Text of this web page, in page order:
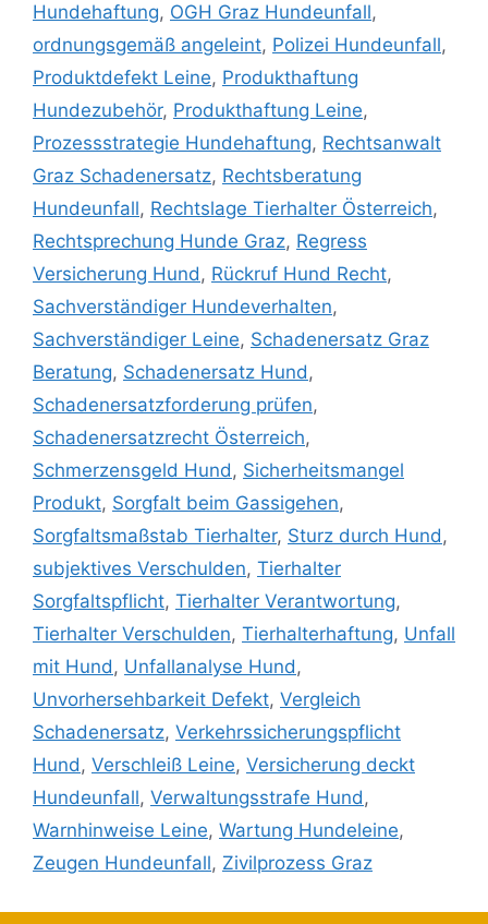
Hundehaftung, OGH Graz Hundeunfall,
ordnungsgemäß angeleint, Polizei Hundeunfall,
Produktdefekt Leine, Produkthaftung
Hundezubehör, Produkthaftung Leine,
Prozessstrategie Hundehaftung, Rechtsanwalt
Graz Schadenersatz, Rechtsberatung
Hundeunfall, Rechtslage Tierhalter Österreich,
Rechtsprechung Hunde Graz, Regress
Versicherung Hund, Rückruf Hund Recht,
Sachverständiger Hundeverhalten,
Sachverständiger Leine, Schadenersatz Graz
Beratung, Schadenersatz Hund,
Schadenersatzforderung prüfen,
Schadenersatzrecht Österreich,
Schmerzensgeld Hund, Sicherheitsmangel
Produkt, Sorgfalt beim Gassigehen,
Sorgfaltsmaßstab Tierhalter, Sturz durch Hund,
subjektives Verschulden, Tierhalter
Sorgfaltspflicht, Tierhalter Verantwortung,
Tierhalter Verschulden, Tierhalterhaftung, Unfall
mit Hund, Unfallanalyse Hund,
Unvorhersehbarkeit Defekt, Vergleich
Schadenersatz, Verkehrssicherungspflicht
Hund, Verschleiß Leine, Versicherung deckt
Hundeunfall, Verwaltungsstrafe Hund,
Warnhinweise Leine, Wartung Hundeleine,
Zeugen Hundeunfall, Zivilprozess Graz